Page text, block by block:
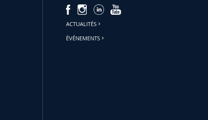
ACTUALITÉS
ÉVÉNEMENTS